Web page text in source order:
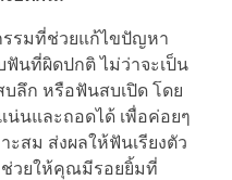
รมที่ช่วยแก้ไขปัญหา
ฟันที่ผิดปกติ ไม่ว่าจะเป็น
ลึก หรือฟันสบเปิด โดย
นและถอดได้ เพื่อค่อยๆ
ะสม ส่งผลให้ฟันเรียงตัว
ช่วยให้คุณมีรอยยิ้มที่